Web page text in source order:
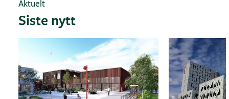
Aktuelt
Siste nytt